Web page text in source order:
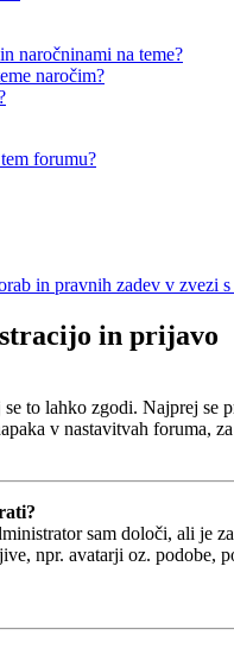
naročninami na teme?
naročim?
forumu?
in pravnih zadev v zvezi
in prijavo
to lahko zgodi. Najprej se
v nastavitvah foruma,
sam določi, ali je
npr. avatarji oz.